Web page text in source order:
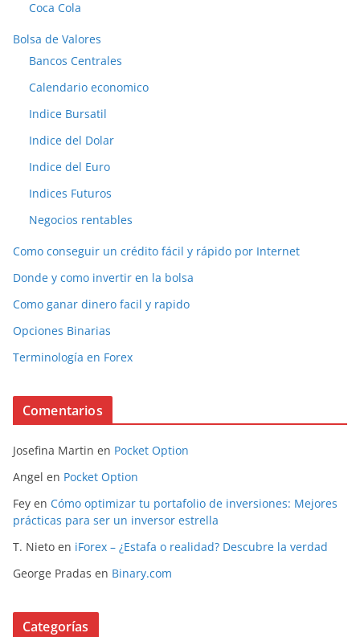
Coca Cola
Bolsa de Valores
Bancos Centrales
Calendario economico
Indice Bursatil
Indice del Dolar
Indice del Euro
Indices Futuros
Negocios rentables
Como conseguir un crédito fácil y rápido por Internet
Donde y como invertir en la bolsa
Como ganar dinero facil y rapido
Opciones Binarias
Terminología en Forex
Comentarios
Josefina Martin en Pocket Option
Angel en Pocket Option
Fey en Cómo optimizar tu portafolio de inversiones: Mejores
prácticas para ser un inversor estrella
T. Nieto en iForex – ¿Estafa o realidad? Descubre la verdad
George Pradas en Binary.com
Categorías